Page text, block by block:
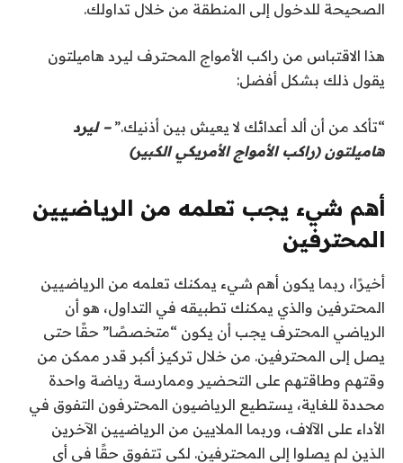
الصحيحة للدخول إلى المنطقة من خلال تداولك.
هذا الاقتباس من راكب الأمواج المحترف ليرد هاميلتون
يقول ذلك بشكل أفضل:
“تأكد من أن ألد أعدائك لا يعيش بين أذنيك.” – ليرد
هاميلتون (راكب الأمواج الأمريكي الكبير)
أهم شيء يجب تعلمه من الرياضيين
المحترفين
أخيرًا، ربما يكون أهم شيء يمكنك تعلمه من الرياضيين
المحترفين والذي يمكنك تطبيقه في التداول، هو أن
الرياضي المحترف يجب أن يكون “متخصصًا” حقًا حتى
يصل إلى المحترفين. من خلال تركيز أكبر قدر ممكن من
وقتهم وطاقتهم على التحضير وممارسة رياضة واحدة
محددة للغاية، يستطيع الرياضيون المحترفون التفوق في
الأداء على الآلاف، وربما الملايين من الرياضيين الآخرين
الذين لم يصلوا إلى المحترفين. لكي تتفوق حقًا في أي